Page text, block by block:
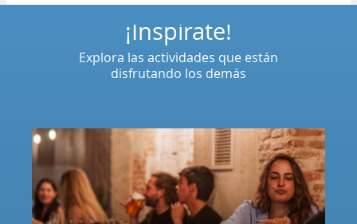
¡Inspírate!
Explora las actividades que están
disfrutando los demás